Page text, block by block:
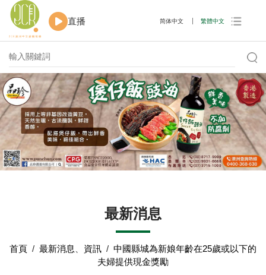
直播 简体中文 繁體中文
最新消息
首頁 / 最新消息 資訊 / 中國縣城為新娘年齡在25歲或以下的
夫婦提供現金獎勵